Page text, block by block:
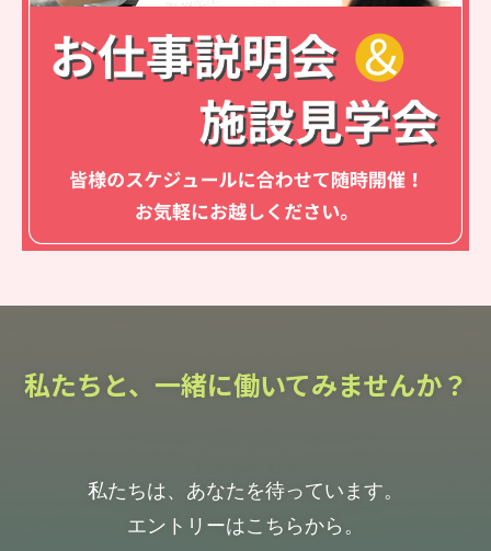
私たちと、一緒に働いてみませんか？
私たちは、あなたを待っています。
エントリーはこちらから。